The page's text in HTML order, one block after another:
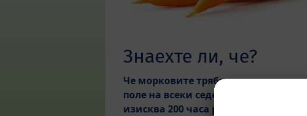
Знаехте ли, че?
Че морковите трябва да се
поле на всеки седем години и че
изисква 200 часа работа годишно?